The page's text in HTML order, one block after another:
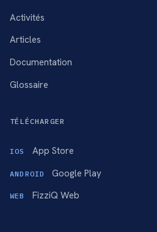
Activités
Articles
Documentation
Glossaire
TÉLÉCHARGER
IOS App Store
ANDROID Google Play
WEB FizziQ Web